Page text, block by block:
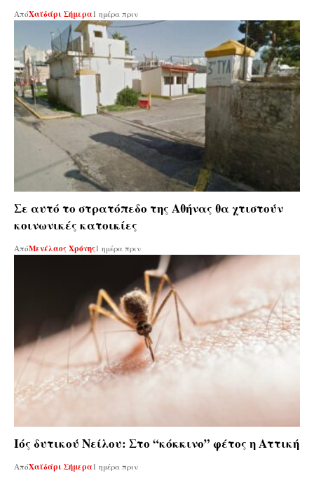
ΑπόΧαϊδάρι Σήμερα 1 ημέρα πριν
Σε αυτό το στρατόπεδο της Αθήνας θα χτιστούν
κοινωνικές κατοικίες
ΑπόΜενέλαος Χρόνης1 ημέρα πριν
Ιός δυτικού Νείλου: Στο “κόκκινο” φέτος η Αττική
ΑπόΧαϊδάρι Σήμερα1 ημέρα πριν